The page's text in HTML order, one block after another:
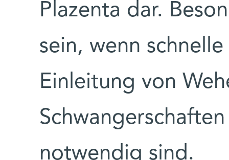
Plazenta dar.
sein, wenn
Einleitung von
notwendig sind.